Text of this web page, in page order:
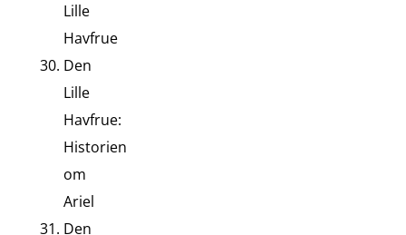
Lille
Havfrue
Den
Lille
Havfrue:
Historien
om
Ariel
Den